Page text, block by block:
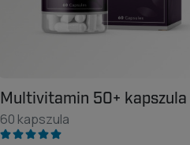
Multivitamin 50+ kapszula
60 kapszula